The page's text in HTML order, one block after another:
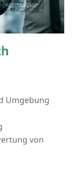
Umgebung
von